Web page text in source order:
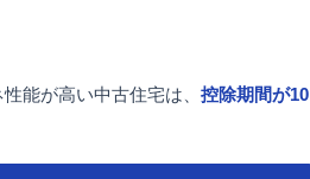
能が高い中古住宅は、 控除期間が10